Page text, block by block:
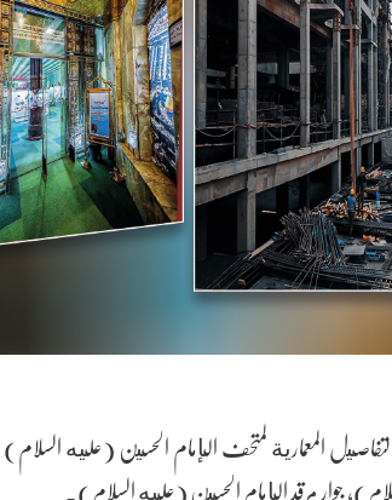
المعمارية لمتحف الإمام الحسين (عليه السلام)